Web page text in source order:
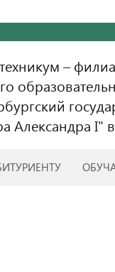
–
Александра I" в